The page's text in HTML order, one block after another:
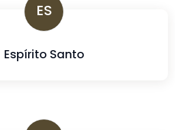
ES
Espírito Santo